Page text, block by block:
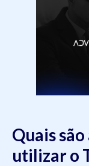
Quais
utilizar o